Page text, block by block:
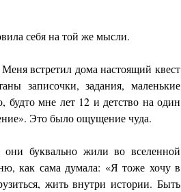
себя на той же мысли.
встретил дома настоящий квест
записочки, задания, маленькие
мне лет 12 и детство на один
Это было ощущение чуда.
буквально жили во вселенной
как сама думала: «Я тоже хочу в
жить внутри истории. Быть